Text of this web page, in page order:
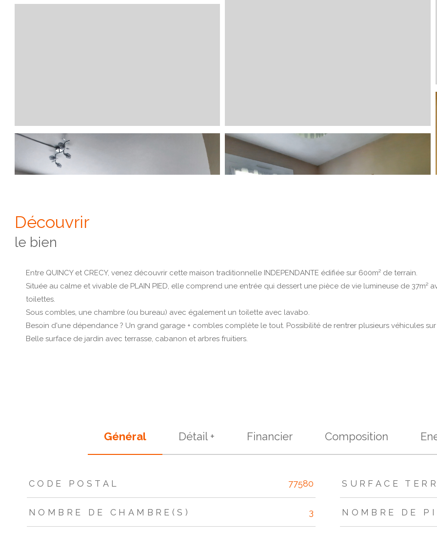
découvrir
le bien
Entre QUINCY et CRECY, venez découvrir cette maison traditionnelle INDEPENDANTE édifiée sur 600m² de terrain.
Située au calme et vivable de PLAIN PIED, elle comprend une entrée qui dessert une pièce de vie lumineuse de 37m²
toilettes.
Sous combles, une chambre (ou bureau) avec également un toilette avec lavabo.
Besoin d'une dépendance ? Un grand garage + combles complète le tout. Possibilité de rentrer plusieurs véhicules sur
Belle surface de jardin avec terrasse, cabanon et arbres fruitiers.
Général Détail + Financier Composition
TRAD_ZEPHYR_Caracteristique
CODE POSTAL 77580 SURFACE
NOMBRE DE CHAMBRE(S) 3 NOMBRE DE